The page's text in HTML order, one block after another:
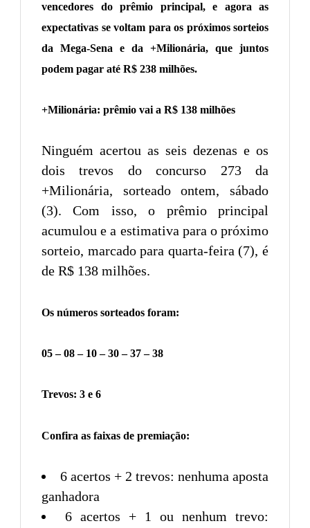
vencedores do prêmio principal, e agora as
expectativas se voltam para os próximos sorteios
da Mega-Sena e da +Milionária, que juntos
podem pagar até R$ 238 milhões.
+Milionária: prêmio vai a R$ 138 milhões
Ninguém acertou as seis dezenas e os
dois trevos do concurso 273 da
+Milionária, sorteado ontem, sábado
(3). Com isso, o prêmio principal
acumulou e a estimativa para o próximo
sorteio, marcado para quarta-feira (7), é
de R$ 138 milhões.
Os números sorteados foram:
05 – 08 – 10 – 30 – 37 – 38
Trevos: 3 e 6
Confira as faixas de premiação:
6 acertos + 2 trevos: nenhuma aposta
ganhadora
6 acertos + 1 ou nenhum trevo: